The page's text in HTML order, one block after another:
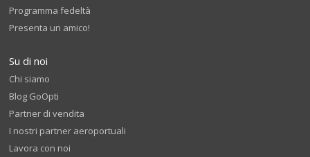
Programma fedeltà
Presenta un amico!
Su di noi
Chi siamo
Blog GoOpti
Partner di vendita
I nostri partner aeroportuali
Lavora con noi